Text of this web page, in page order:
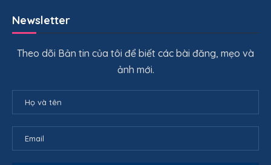
Newsletter
Theo dõi Bản tin của tôi để biết các bài đăng, mẹo và
ảnh mới.